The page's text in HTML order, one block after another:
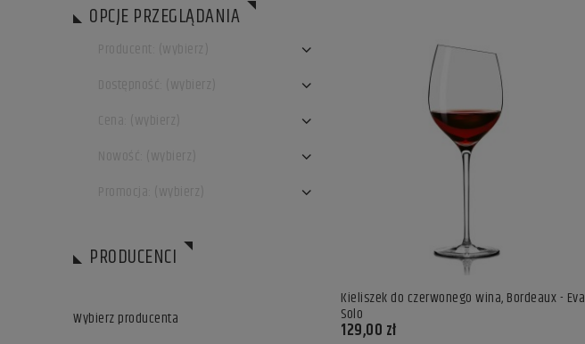
OPCJE PRZEGLĄDANIA
PRODUCENCI
Wybierz producenta
Kieliszek do czerwonego wina, Bordeaux - Eva
Solo
129,00 zł